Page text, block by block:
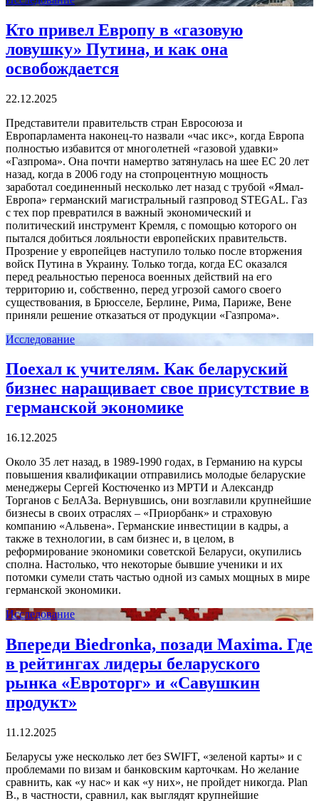
Кто привел Европу в «газовую
ловушку» Путина, и как она
освобождается
22.12.2025
Представители правительств стран Евросоюза и
Европарламента наконец-то назвали «час икс», когда Европа
полностью избавится от многолетней «газовой удавки»
«Газпрома». Она почти намертво затянулась на шее ЕС 20 лет
назад, когда в 2006 году на стопроцентную мощность
заработал соединенный несколько лет назад с трубой «Ямал-
Европа» германский магистральный газпровод STEGAL. Газ
с тех пор превратился в важный экономический и
политический инструмент Кремля, с помощью которого он
пытался добиться лояльности европейских правительств.
Прозрение у европейцев наступило только после вторжения
войск Путина в Украину. Только тогда, когда ЕС оказался
перед реальностью переноса военных действий на его
территорию и, собственно, перед угрозой самого своего
существования, в Брюсселе, Берлине, Рима, Париже, Вене
приняли решение отказаться от продукции «Газпрома».
Исследование
Поехал к учителям. Как беларуский
бизнес наращивает свое присутствие в
германской экономике
16.12.2025
Около 35 лет назад, в 1989-1990 годах, в Германию на курсы
повышения квалификации отправились молодые беларуские
менеджеры Сергей Костюченко из МРТИ и Александр
Торганов с БелАЗа. Вернувшись, они возглавили крупнейшие
бизнесы в своих отраслях – «Приорбанк» и страховую
компанию «Альвена». Германские инвестиции в кадры, а
также в технологии, в сам бизнес и, в целом, в
реформирование экономики советской Беларуси, окупились
сполна. Настолько, что некоторые бывшие ученики и их
потомки сумели стать частью одной из самых мощных в мире
германской экономики.
Исследование
Впереди Biedronka, позади Maxima. Где
в рейтингах лидеры беларуского
рынка «Евроторг» и «Савушкин
продукт»
11.12.2025
Беларусы уже несколько лет без SWIFT, «зеленой карты» и с
проблемами по визам и банковским карточкам. Но желание
сравнить, как «у нас» и как «у них», не пройдет никогда. Plan
B., в частности, сравнил, как выглядят крупнейшие